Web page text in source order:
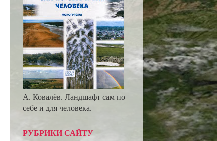
А. Ковалёв. Ландшафт сам по
себе и для человека.
РУБРИКИ САЙТУ